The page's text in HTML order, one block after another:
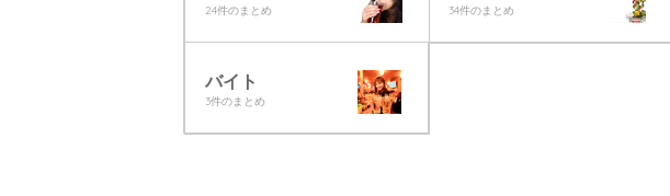
24件のまとめ 34件のまとめ
バイト
3件のまとめ